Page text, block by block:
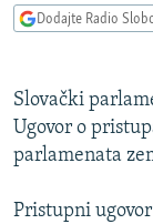
na
VIDEO
INFOGRAFIKE
PODCASTI
KINA NA
RSE PRIČE IZ
Dodajte Radio
Slovački
Ugovor o
parlamenata
Pristupni